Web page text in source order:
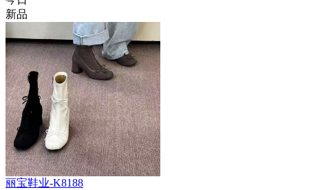
新品
丽宝鞋业-K8188